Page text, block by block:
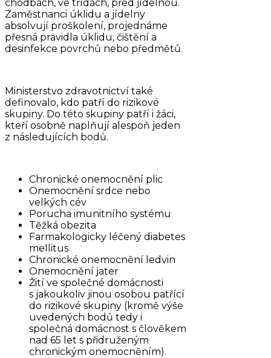
chodbách, ve třídách, před jídelnou.
Zaměstnanci úklidu a jídelny
absolvují proškolení, projednáme
přesná pravidla úklidu, čištění a
desinfekce povrchů nebo předmětů.
Ministerstvo zdravotnictví také
definovalo, kdo patří do rizikové
skupiny. Do této skupiny patří i žáci,
kteří osobně naplňují alespoň jeden
z následujících bodů.
Chronické onemocnění plic
Onemocnění srdce nebo
velkých cév
Porucha imunitního systému
Těžká obezita
Farmakologicky léčený diabetes
mellitus
Chronické onemocnění ledvin
Onemocnění jater
Žití ve společné domácnosti
s jakoukoliv jinou osobou patřící
do rizikové skupiny (kromě výše
uvedených bodů tedy i
společná domácnost s člověkem
nad 65 let s přidruženým
chronickým onemocněním).